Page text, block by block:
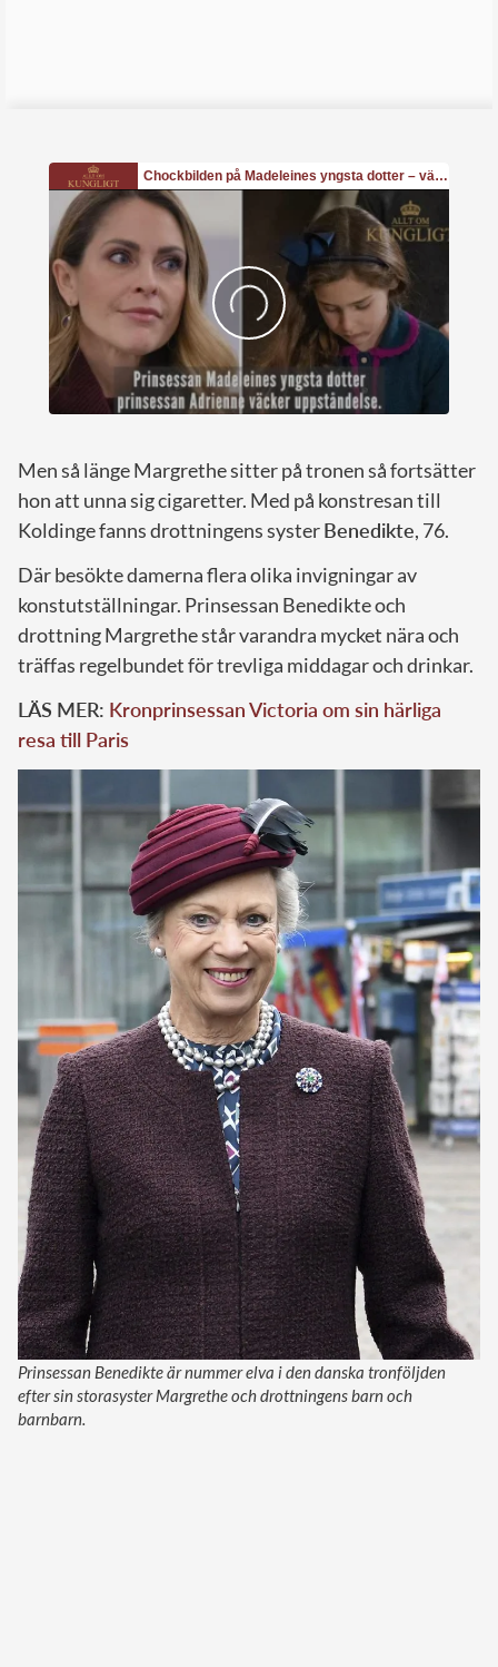
Men så länge Margrethe sitter på tronen så fortsätter
hon att unna sig cigaretter. Med på konstresan till
Koldinge fanns drottningens systerBenedikte, 76.
Där besökte damerna flera olika invigningar av
konstutställningar. Prinsessan Benedikte och
drottning Margrethe står varandra mycket nära och
träffas regelbundet för trevliga middagar och drinkar.
LÄS MER: Kronprinsessan Victoria om sin härliga
resa till Paris
Prinsessan Benedikte är nummer elva i den danska tronföljden
efter sin storasyster Margrethe och drottningens barn och
barnbarn.